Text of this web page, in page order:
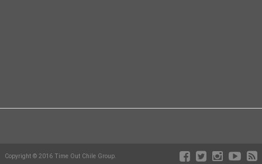
Copyright © 2016 Time Out Chile Group.